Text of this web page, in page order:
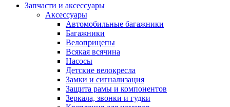
Запчасти и аксессуары
Аксессуары
Автомобильные багажники
Багажники
Велоприцепы
Всякая всячина
Насосы
Детские велокресла
Замки и сигнализация
Защита рамы и компонентов
Зеркала, звонки и гудки